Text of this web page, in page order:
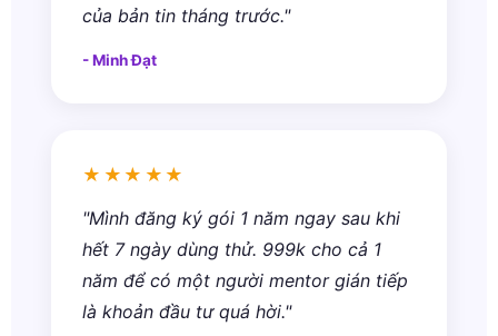
của bản tin tháng trước."
- Minh Đạt
★★★★★
"Mình đăng ký gói 1 năm ngay sau khi
hết 7 ngày dùng thử. 999k cho cả 1
năm để có một người mentor gián tiếp
là khoản đầu tư quá hời."